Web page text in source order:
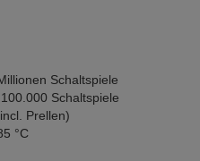
Schaltspiele
Schaltspiele
Prellen)
°C